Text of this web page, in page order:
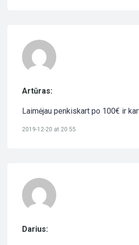
Artūras:
Laimėjau penkiskart po 100€ ir
2019-12-20 at 20:55
Darius: